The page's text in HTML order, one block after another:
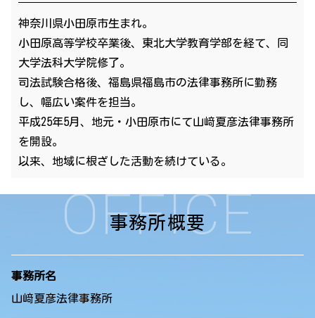
神奈川県小田原市生まれ。
小田原高等学校卒業後、東北大学教育学部を経て、同
大学法科大学院修了。
司法試験合格後、福島県福島市の法律事務所に勤務
し、幅広い案件を担当。
平成25年5月、地元・小田原市にて山﨑夏彦法律事務所
を開設。
以来、地域に根ざした活動を続けている。
OFFICE
事務所概要
事務所名
山﨑夏彦法律事務所